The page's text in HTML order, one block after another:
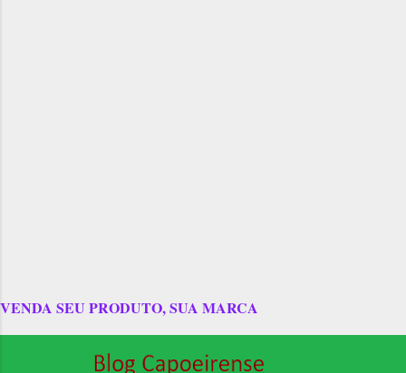
VENDA SEU PRODUTO, SUA MARCA